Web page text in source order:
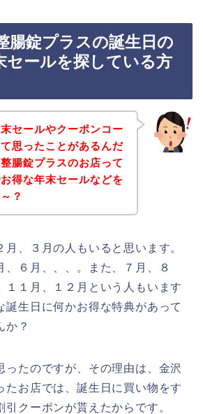
腸錠プラスの誕生日の
セールを探している方
セールやクーポンコー
思ったことがあるんだ
腸錠プラスのお店って
得な年末セールなどを
？
、３月の人もいると思います。
、６月、、、。また、７月、８
１１月、１２月という人もいます
誕生日に何かお得な特典があって
か？
ったのですが、その理由は、金沢
たお店では、誕生日に買い物をす
引クーポンが貰えたからです。